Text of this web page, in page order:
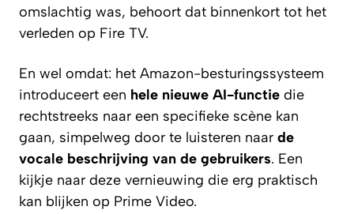
omslachtig was, behoort dat binnenkort tot het
verleden op Fire TV.
En wel omdat: het Amazon-besturingssysteem
introduceert een hele nieuwe AI-functie die
rechtstreeks naar een specifieke scène kan
gaan, simpelweg door te luisteren naar de
vocale beschrijving van de gebruikers. Een
kijkje naar deze vernieuwing die erg praktisch
kan blijken op Prime Video.